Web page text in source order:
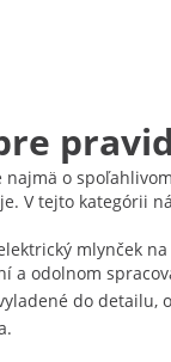
o
V tejto kategórii
mlynček
a odolnom
do detailu,